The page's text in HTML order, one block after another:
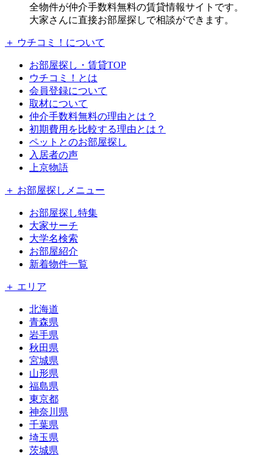
全物件が仲介手数料無料の賃貸情報サイトです。
大家さんに直接お部屋探しで相談ができます。
＋ ウチコミ！について
お部屋探し・賃貸TOP
ウチコミ！とは
会員登録について
取材について
仲介手数料無料の理由とは？
初期費用を比較する理由とは？
ペットとのお部屋探し
入居者の声
上京物語
＋ お部屋探しメニュー
お部屋探し特集
大家サーチ
大学名検索
お部屋紹介
新着物件一覧
＋ エリア
北海道
青森県
岩手県
秋田県
宮城県
山形県
福島県
東京都
神奈川県
千葉県
埼玉県
茨城県